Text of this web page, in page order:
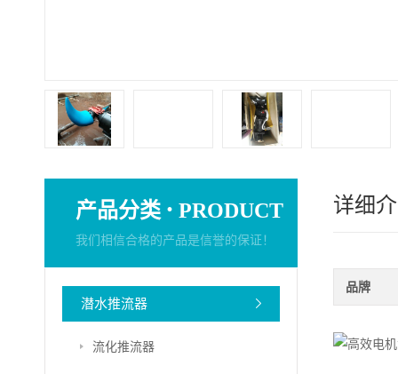
产品分类 · PRODUCT
我们相信合格的产品是信誉的保证！
潜水推流器
流化推流器
详细
品牌